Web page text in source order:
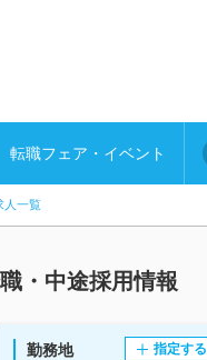
転職フェア・イベント
人一覧
・中途採用情報
勤務地 指定する